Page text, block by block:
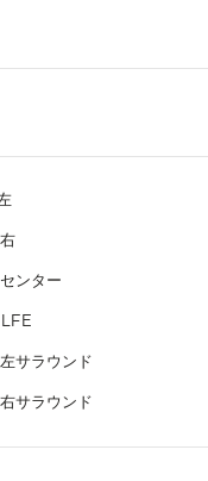
ンター
サラウンド
サラウンド